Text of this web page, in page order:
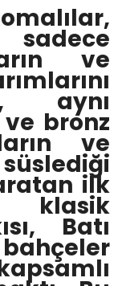
ve
aynı
bronz
ve
ilk
Batı